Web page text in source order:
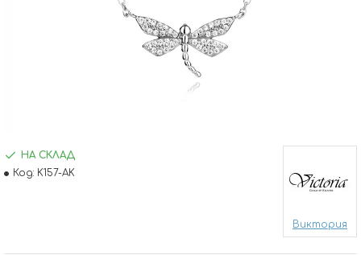
НА СКЛАД
Код: K157-AK
Виктория